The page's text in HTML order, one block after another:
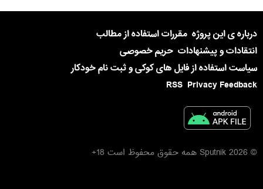
درباره ی این پروژه مقررات استفاده از مطالب
انتقادات و پیشنهادات حریم خصوصی
سیاست استفاده از فایل های کوکی و ثبت نام خودکار
Privacy Feedback
RSS
© 2026 Sputnik همه حقوق محفوظ است 18+